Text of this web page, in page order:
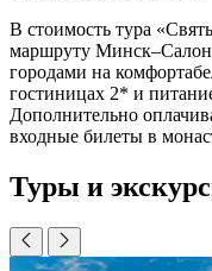
В стоимость тура
маршруту
городами на
гостиницах 2* и
Дополнительно
входные билеты в
Туры и